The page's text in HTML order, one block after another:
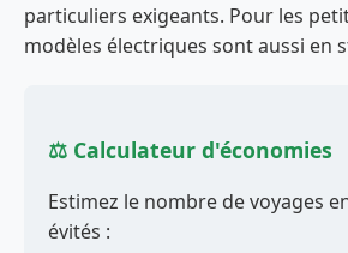
particuliers exigeants. Pour les
modèles électriques sont aussi en
⚖️ Calculateur d'économies
Estimez le nombre de voyages
évités :